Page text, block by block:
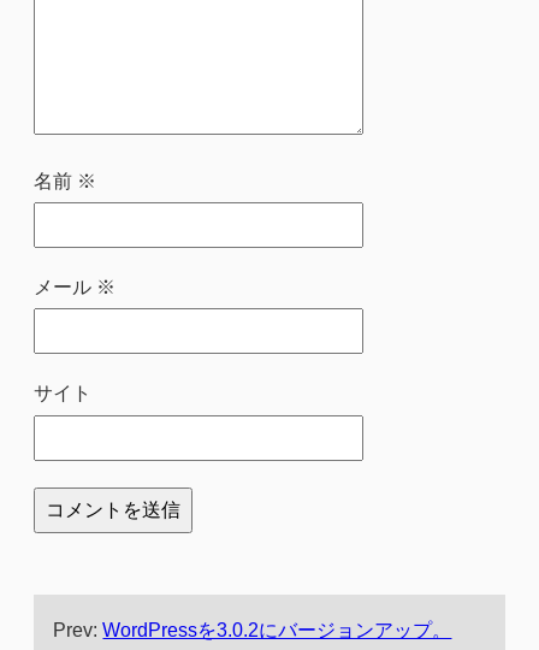
名前 ※
メール ※
サイト
Prev:WordPressを3.0.2にバージョンアップ。